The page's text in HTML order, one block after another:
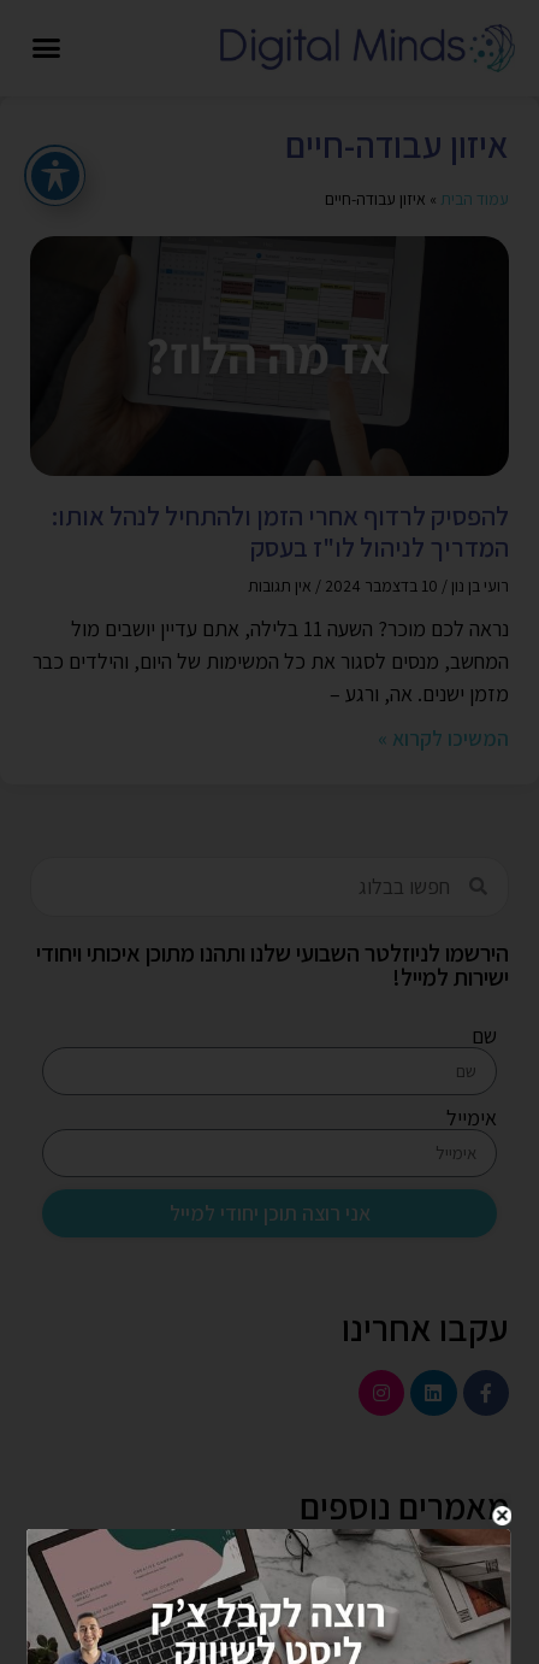
איזון עבודה-חיים
עמוד הבית » איזון עבודה-חיים
להפסיק לרדוף אחרי הזמן ולהתחיל לנהל אותו:
המדריך לניהול לו"ז בעסק
רועי בן נון אין תגובות
נראה לכם מוכר? השעה 11 בלילה, אתם עדיין יושבים מול
המחשב, מנסים לסגור את כל המשימות של היום, והילדים כבר
מזמן ישנים. אה, ורגע –
המשיכו לקרוא »
הירשמו לניוזלטר השבועי שלנו ותהנו מתוכן איכותי ויחודי
ישירות למייל!
שם
אימייל
אני רוצה תוכן יחודי למייל
עקבו אחרינו
מאמרים נוספים
5 אסטרטגיות אוטומציה שישנו את השיווק הדיגיטלי של
העסק שלך ב-2025
יצירת סרטוני וידאו שמייצרים מעורבות: כך תגרמו לצופים
להישאר מרותקים